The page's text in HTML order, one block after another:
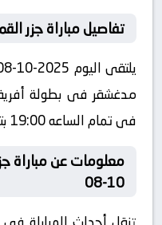
تفاصيل مباراة جزر
مدغشقر فى بطولة
فى تمام الساعه 19:00 بتوقيت مصر.
10-08